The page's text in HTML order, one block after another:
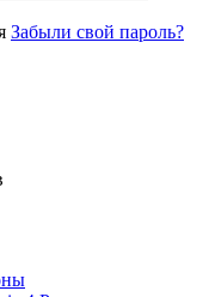
Забыли свой пароль?